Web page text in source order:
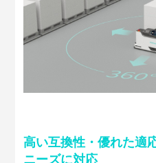
高い互換性・優れた適
ニーズに対応